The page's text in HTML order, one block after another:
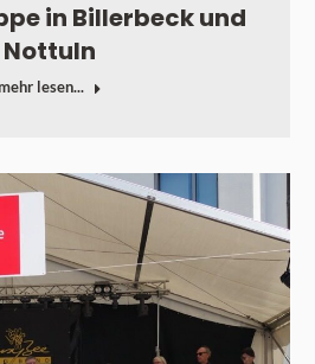
in Billerbeck und
Nottuln
lesen...